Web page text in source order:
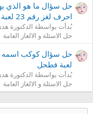
حل سؤال ما هو الذي
احرف لغز رقم 23 لعبة الغاز ذكاء
بُدأت بواسطة الدكتورة
حل الاسئلة و الالغاز العامة
لعبة فطحل
بُدأت بواسطة الدكتورة
حل الاسئلة و الالغاز العامة